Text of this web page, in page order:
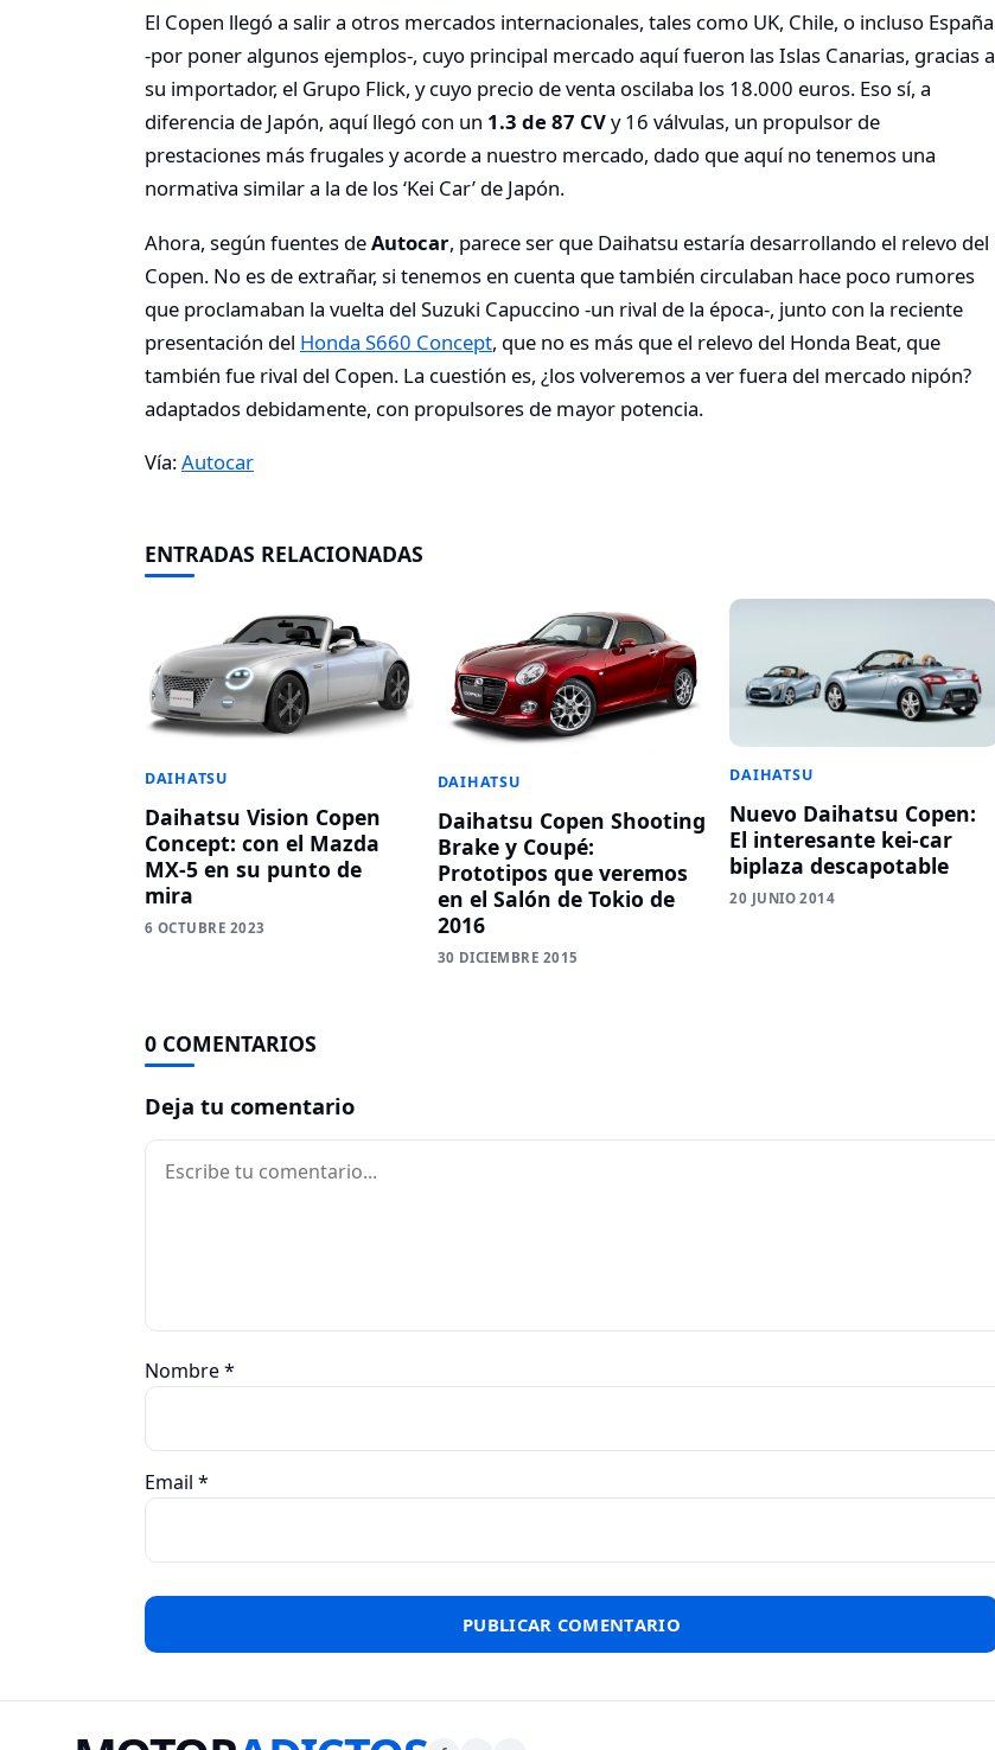
El Copen llegó a salir a otros mercados internacionales, tales como UK, Chile, o incluso España
-por poner algunos ejemplos-, cuyo principal mercado aquí fueron las Islas Canarias, gracias a
su importador, el Grupo Flick, y cuyo precio de venta oscilaba los 18.000 euros. Eso sí, a
diferencia de Japón, aquí llegó con un 1.3 de 87 CVy 16 válvulas, un propulsor de
prestaciones más frugales y acorde a nuestro mercado, dado que aquí no tenemos una
normativa similar a la de los ‘Kei Car’ de Japón.
Ahora, según fuentes deAutocar, parece ser que Daihatsu estaría desarrollando el relevo del
Copen. No es de extrañar, si tenemos en cuenta que también circulaban hace poco rumores
que proclamaban la vuelta del Suzuki Capuccino -un rival de la época-, junto con la reciente
presentación del Honda S660 Concept, que no es más que el relevo del Honda Beat, que
también fue rival del Copen. La cuestión es, ¿los volveremos a ver fuera del mercado nipón?
adaptados debidamente, con propulsores de mayor potencia.
Vía:Autocar
ENTRADAS RELACIONADAS
DAIHATSU
Daihatsu Vision Copen
Concept: con el Mazda
MX-5 en su punto de
mira
6 OCTUBRE 2023
DAIHATSU
Daihatsu Copen Shooting
Brake y Coupé:
Prototipos que veremos
en el Salón de Tokio de
2016
30 DICIEMBRE 2015
DAIHATSU
Nuevo Daihatsu Copen:
El interesante kei-car
biplaza descapotable
20 JUNIO 2014
0 COMENTARIOS
Deja tu comentario
Comentario
Nombre*
Email *